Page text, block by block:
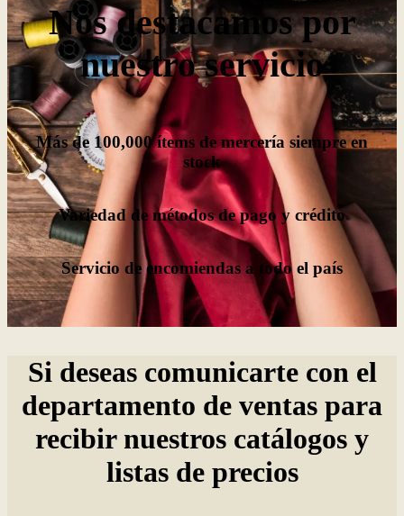
Nos destacamos por
nuestro servicio
Más de 100,000 ítems de mercería siempre en
stock
Variedad de métodos de pago y crédito
Servicio de encomiendas a todo el país
Si deseas comunicarte con el
departamento de ventas para
recibir nuestros catálogos y
listas de precios